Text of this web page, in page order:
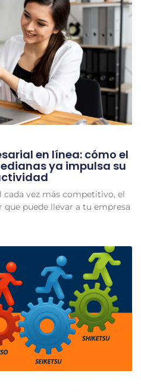
en línea: cómo el
ya impulsa su
vez más competitivo, el
puede llevar a tu empresa